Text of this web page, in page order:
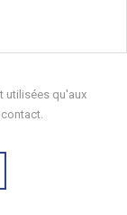
utilisées qu'aux